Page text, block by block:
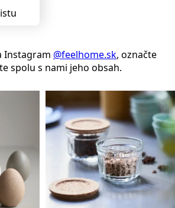
Instagram @feelhome.sk, označte
spolu s nami jeho obsah.